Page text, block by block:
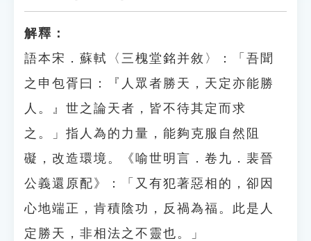
解釋：
語本宋．蘇軾〈三槐堂銘并敘〉：「吾聞
之申包胥曰：『人眾者勝天，天定亦能勝
人。』世之論天者，皆不待其定而求
之。」指人為的力量，能夠克服自然阻
礙，改造環境。《喻世明言．卷九．裴晉
公義還原配》：「又有犯著惡相的，卻因
心地端正，肯積陰功，反禍為福。此是人
定勝天，非相法之不靈也。」